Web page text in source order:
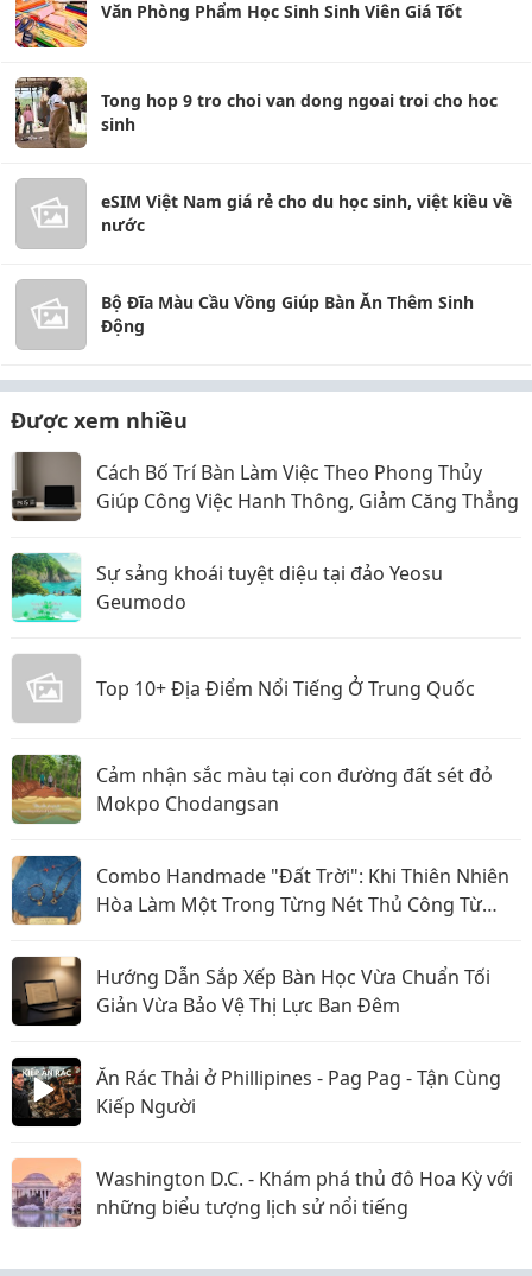
Văn Phòng Phẩm Học Sinh Sinh Viên Giá Tốt
Tong hop 9 tro choi van dong ngoai troi cho hoc
sinh
eSIM Việt Nam giá rẻ cho du học sinh, việt kiều về
nước
Bộ Đĩa Màu Cầu Vồng Giúp Bàn Ăn Thêm Sinh
Động
Được xem nhiều
Cách Bố Trí Bàn Làm Việc Theo Phong Thủy
Giúp Công Việc Hanh Thông, Giảm Căng Thẳng
Sự sảng khoái tuyệt diệu tại đảo Yeosu
Geumodo
Top 10+ Địa Điểm Nổi Tiếng Ở Trung Quốc
Cảm nhận sắc màu tại con đường đất sét đỏ
Mokpo Chodangsan
Combo Handmade "Đất Trời": Khi Thiên Nhiên
Hòa Làm Một Trong Từng Nét Thủ Công Từ
Hướng Dẫn Sắp Xếp Bàn Học Vừa Chuẩn Tối
Giản Vừa Bảo Vệ Thị Lực Ban Đêm
Ăn Rác Thải ở Phillipines - Pag Pag - Tận Cùng
Kiếp Người
Washington D.C. - Khám phá thủ đô Hoa Kỳ với
những biểu tượng lịch sử nổi tiếng